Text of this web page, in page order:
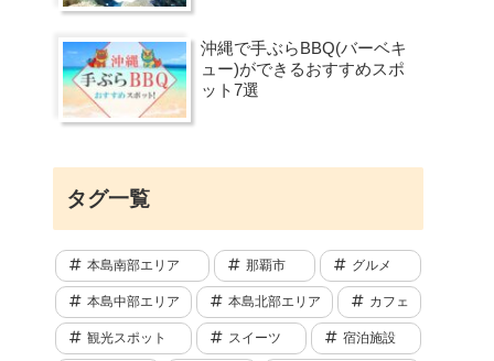
沖縄で手ぶらBBQ(バーベキ
ュー)ができるおすすめスポ
ット7選
タグ一覧
本島南部エリア 那覇市 グルメ
本島中部エリア 本島北部エリア カフェ
観光スポット スイーツ 宿泊施設